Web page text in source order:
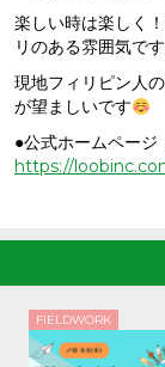
楽しい時は楽しく
リのある雰囲気です
現地フィリピン人
が望ましいです
●公式ホームページ
https://
FIELDWORK